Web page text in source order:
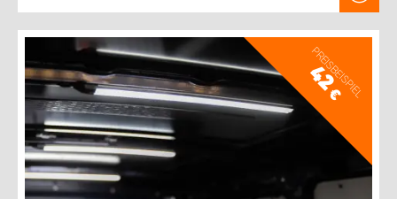
PREISBEISPIEL
42
€